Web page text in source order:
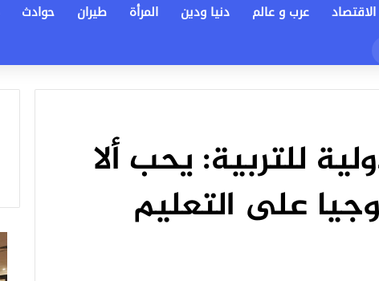
الاقتصاد عرب و عالم دنيا ودين المرأة طيران حوادث
للتربية: يحب ألا
على التعليم